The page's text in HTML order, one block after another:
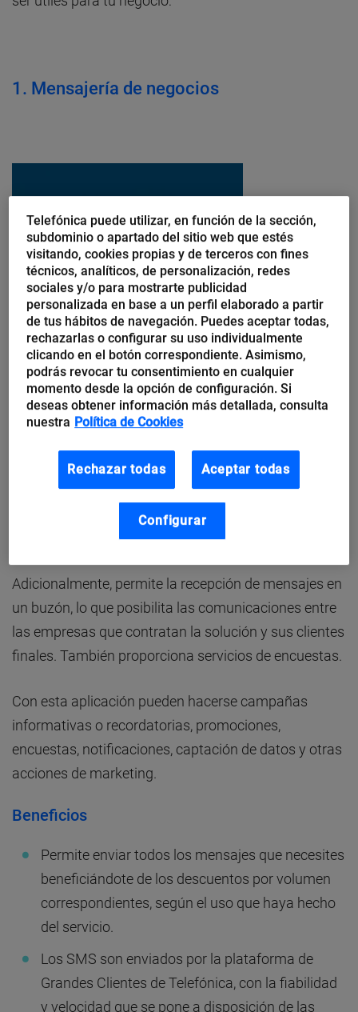
1. Mensajería de negocios
Es una aplicación de envío y gestión de SMS que
permite a empresas, asociaciones, instituciones,
organismos y entidades de todo tipo generar
sus clientes, empleados y asociados (receptores de la
comunicación) con los que desee contactar y enviar
mensajes cortos a móviles en tiempo real, desde
cualquier lugar de manera automatizada.
Adicionalmente, permite la recepción de mensajes en
un buzón, lo que posibilita las comunicaciones entre
las empresas que contratan la solución y sus clientes
finales. También proporciona servicios de encuestas.
Con esta aplicación pueden hacerse campañas
informativas o recordatorias, promociones,
encuestas, notificaciones, captación de datos y otras
acciones de marketing.
Beneficios
Permite enviar todos los mensajes que necesites
beneficiándote de los descuentos por volumen
correspondientes, según el uso que haya hecho
del servicio.
Los SMS son enviados por la plataforma de
Grandes Clientes de Telefónica, con la fiabilidad
y velocidad que se pone a disposición de las
Telefónica puede utilizar, en función de la sección,
subdominio o apartado del sitio web que estés
visitando, cookies propias y de terceros con fines
técnicos, analíticos, de personalización, redes
sociales y/o para mostrarte publicidad
personalizada en base a un perfil elaborado a partir
de tus hábitos de navegación. Puedes aceptar todas,
rechazarlas o configurar su uso individualmente
clicando en el botón correspondiente. Asimismo,
podrás revocar tu consentimiento en cualquier
momento desde la opción de configuración. Si
deseas obtener información más detallada, consulta
nuestra Política de Cookies
Rechazar todas Aceptar todas
Configurar